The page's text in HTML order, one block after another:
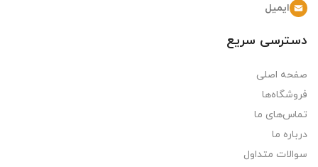
ایمیل
دسترسی سریع
صفحه اصلی
فروشگاه‌ها
تماس‌های ما
درباره ما
سوالات متداول